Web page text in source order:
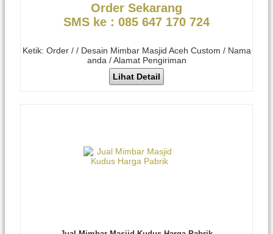
Order Sekarang
SMS ke : 085 647 170 724
Ketik: Order / / Desain Mimbar Masjid Aceh Custom / Nama
anda / Alamat Pengiriman
Lihat Detail